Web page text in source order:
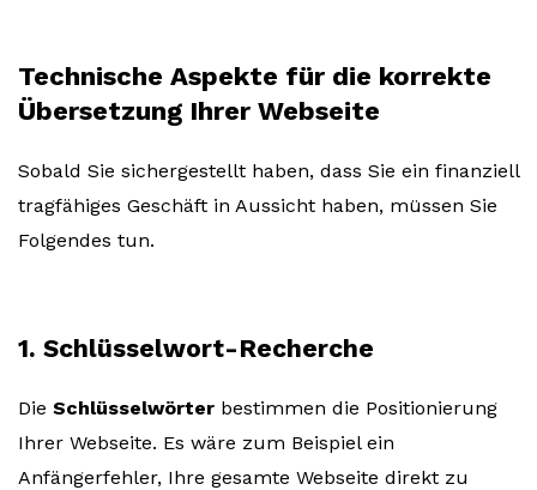
Technische Aspekte für die korrekte
Übersetzung Ihrer Webseite
Sobald Sie sichergestellt haben, dass Sie ein finanziell
tragfähiges Geschäft in Aussicht haben, müssen Sie
Folgendes tun.
1. Schlüsselwort-Recherche
Die Schlüsselwörter bestimmen die Positionierung
Ihrer Webseite. Es wäre zum Beispiel ein
Anfängerfehler, Ihre gesamte Webseite direkt zu